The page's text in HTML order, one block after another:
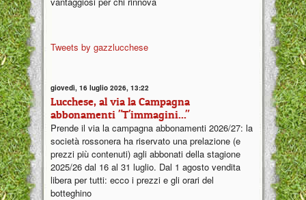
Tweets by gazzlucchese
giovedì, 16 luglio 2026, 13:22
Lucchese, al via la Campagna
abbonamenti "T'immagini..."
Prende il via la campagna abbonamenti 2026/27: la
società rossonera ha riservato una prelazione (e
prezzi più contenuti) agli abbonati della stagione
2025/26 dal 16 al 31 luglio. Dal 1 agosto vendita
libera per tutti: ecco i prezzi e gli orari del
botteghino